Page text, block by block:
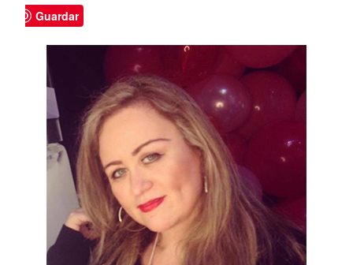
Guardar